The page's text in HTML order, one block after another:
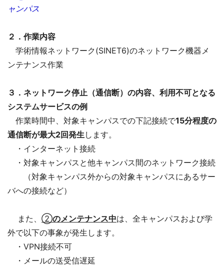
ャンパス
２．作業内容
学術情報ネットワーク(SINET6)のネットワーク機器メ
ンテナンス作業
３．ネットワーク停止（通信断）の内容、利用不可となる
システムサービスの例
作業時間中、対象キャンパスでの下記接続で15分程度の
通信断が最大2回発生します。
・インターネット接続
・対象キャンパスと他キャンパス間のネットワーク接続
（対象キャンパス外からの対象キャンパスにあるサー
バへの接続など）
また、 ②のメンテナンス中は、全キャンパスおよび学
外で以下の事象が発生します。
・VPN接続不可
・メールの送受信遅延